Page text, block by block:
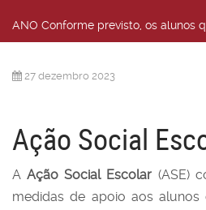
ANO Conforme previsto, os alunos
27 dezembro 2023
Ação Social
AAção Social Escolar (ASE)
medidas de apoio aos alunos